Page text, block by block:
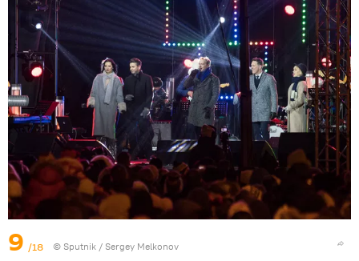
9 /18 © Sputnik / Sergey Melkonov